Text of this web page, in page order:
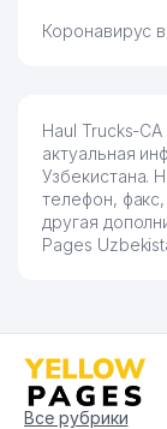
Коронавирус
Haul Trucks-
актуальная
Узбекистана.
телефон,
другая
Pages
Все рубрики